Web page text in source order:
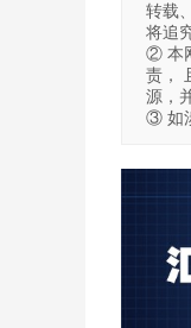
转载
将追
② 本
责，
源，
③ 如